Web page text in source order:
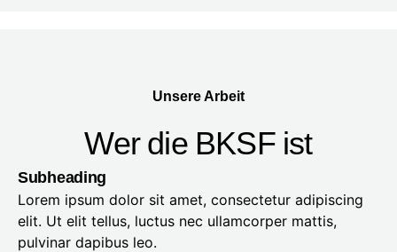
Unsere Arbeit
Wer die BKSF ist​
Subheading
Lorem ipsum dolor sit amet, consectetur adipiscing
elit. Ut elit tellus, luctus nec ullamcorper mattis,
pulvinar dapibus leo.